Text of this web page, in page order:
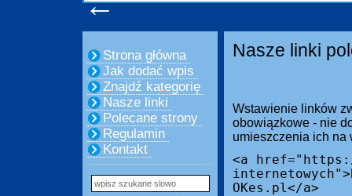
Strona główna
Jak dodać wpis
Znajdź kategorię
Nasze linki
Polecane strony
Regulamin
Kontakt
Nasze linki
Wstawienie linków
obowiązkowe - nie
umieszczenia ich na
<a
OKes.pl</a>